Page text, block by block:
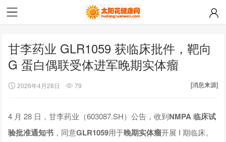
甘李药业 GLR1059 获临床批件，靶向
G 蛋白偶联受体进军晚期实体瘤
2026年4月28日 79 [消息来源]
4 月 28 日，甘李药业（603087.SH）公告，收到NMPA 临床试
验批准通知书 ，同意GLR1059用于晚期实体瘤开展 I 期临床。